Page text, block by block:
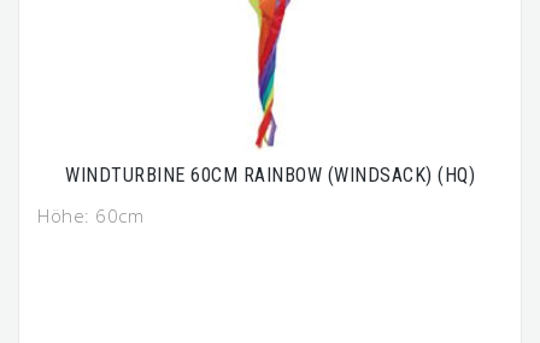
WINDTURBINE 60CM RAINBOW (WINDSACK) (HQ)
Höhe: 60cm